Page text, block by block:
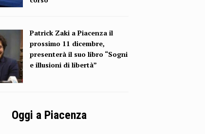
Patrick Zaki a Piacenza il
prossimo 11 dicembre,
presenterà il suo libro “Sogni
e illusioni di libertà”
Oggi a Piacenza